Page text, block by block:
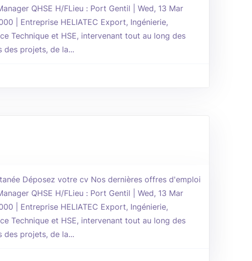
QHSE H/FLieu : Port Gentil | Wed, 13 Mar
| Entreprise HELIATEC Export, Ingénierie,
Technique et HSE, intervenant tout au long des
des projets, de la...
Déposez votre cv Nos dernières offres d'emploi
QHSE H/FLieu : Port Gentil | Wed, 13 Mar
| Entreprise HELIATEC Export, Ingénierie,
Technique et HSE, intervenant tout au long des
des projets, de la...